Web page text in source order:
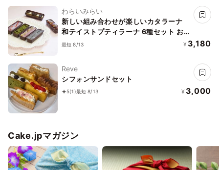
わらいみらい
新しい組み合わせが楽しいカタラーナ
和テイストプティラーナ 6種セット お
中元2026
最短 8/13 ¥ 3,180
Reve
シフォンサンドセット
5(1)最短 8/13 ¥ 3,000
Cake.jpマガジン